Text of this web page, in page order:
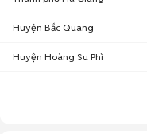
Huyện Bắc Quang
Huyện Hoàng Su Phì